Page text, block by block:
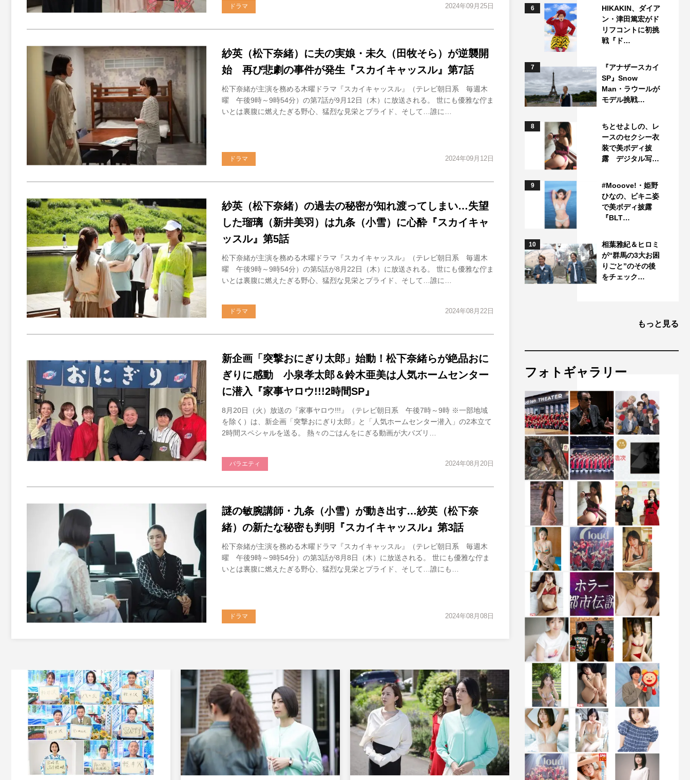
2024年09月25日
ドラマ
紗英（松下奈緒）に夫の実娘・未久（田牧そら）が逆襲開
始 再び悲劇の事件が発生『スカイキャッスル』第7話
松下奈緒が主演を務める木曜ドラマ『スカイキャッスル』（テレビ朝日系 毎週木
曜 午後9時～9時54分）の第7話が9月12日（木）に放送される。 世にも優雅な佇ま
いとは裏腹に燃えたぎる野心、猛烈な見栄とプライド、そして…誰に…
2024年09月12日
ドラマ
紗英（松下奈緒）の過去の秘密が知れ渡ってしまい…失望
した瑠璃（新井美羽）は九条（小雪）に心酔『スカイキャ
ッスル』第5話
松下奈緒が主演を務める木曜ドラマ『スカイキャッスル』（テレビ朝日系 毎週木
曜 午後9時～9時54分）の第5話が8月22日（木）に放送される。 世にも優雅な佇ま
いとは裏腹に燃えたぎる野心、猛烈な見栄とプライド、そして…誰に…
2024年08月22日
ドラマ
新企画「突撃おにぎり太郎」始動！松下奈緒らが絶品おに
ぎりに感動 小泉孝太郎＆鈴木亜美は人気ホームセンター
に潜入『家事ヤロウ!!!2時間SP』
8月20日（火）放送の『家事ヤロウ!!!』（テレビ朝日系 午後7時～9時 ※一部地域
を除く）は、新企画「突撃おにぎり太郎」と「人気ホームセンター潜入」の2本立て
2時間スペシャルを送る。 熱々のごはんをにぎる動画が大バズリ…
2024年08月20日
バラエティ
謎の敏腕講師・九条（小雪）が動き出す…紗英（松下奈
緒）の新たな秘密も判明『スカイキャッスル』第3話
松下奈緒が主演を務める木曜ドラマ『スカイキャッスル』（テレビ朝日系 毎週木
曜 午後9時～9時54分）の第3話が8月8日（木）に放送される。 世にも優雅な佇ま
いとは裏腹に燃えたぎる野心、猛烈な見栄とプライド、そして…誰にも…
2024年08月08日
ドラマ
6
HIKAKIN、ダイア
ン・津田篤宏がド
リフコントに初挑
戦『ド…
7
『アナザースカイ
SP』Snow
Man・ラウールが
モデル挑戦…
8
ちとせよしの、レ
ースのセクシー衣
装で美ボディ披
露 デジタル写…
9
#Mooove!・姫野
ひなの、ビキニ姿
で美ボディ披露
『BLT…
10
相葉雅紀＆ヒロミ
が“群馬の3大お困
りごと”のその後
をチェック…
もっと見る
フォトギャラリー